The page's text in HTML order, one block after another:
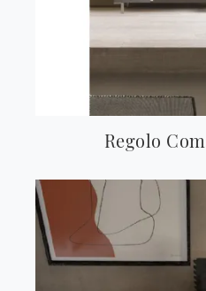
Regolo